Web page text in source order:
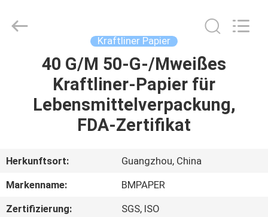
PRODUKTE
ÜBER
UNS
CO.,LTD.
Kraftliner Papier
40 G/M 50-G-/Mweißes
Kraftliner-Papier für
Lebensmittelverpackung,
FDA-Zertifikat
Herkunftsort:
Guangzhou, China
Markenname:
BMPAPER
Zertifizierung:
SGS, ISO